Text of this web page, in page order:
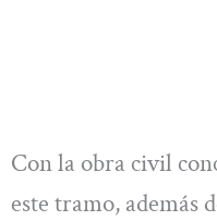
Con la obra civil
este tramo, además